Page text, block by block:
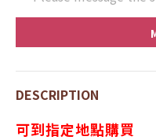
DESCRIPTION
可到指定地點購買